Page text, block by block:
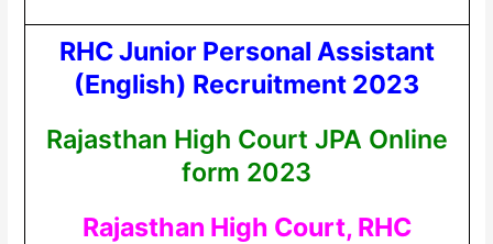
RHC Junior Personal Assistant
(English) Recruitment 2023
Rajasthan High Court JPA Online
form 2023
Rajasthan High Court, RHC